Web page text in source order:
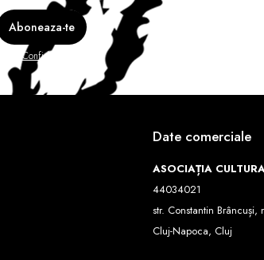
de Confidentialitate
Date comerciale
ASOCIAȚIA
44034021
str. Constantin Brâncuși,
Cluj-Napoca, Cluj